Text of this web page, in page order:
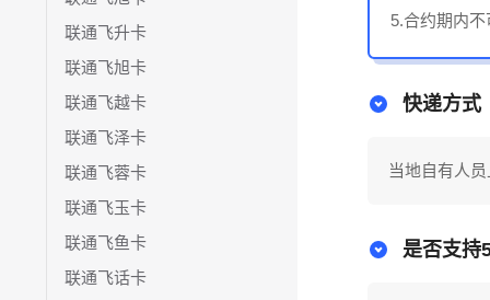
联通飞升卡
联通飞旭卡
联通飞越卡
联通飞泽卡
联通飞蓉卡
联通飞玉卡
联通飞鱼卡
联通飞话卡
5.合约期内
快递方式
当地自有人
是否支持